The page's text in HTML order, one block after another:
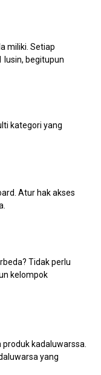
miliki. Setiap
lusin, begitupun
kategori yang
Atur hak akses
Tidak perlu
kelompok
kadaluwarssa.
yang